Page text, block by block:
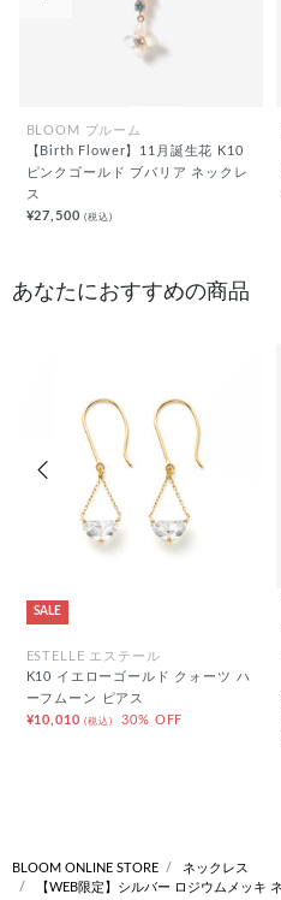
BLOOM ブルーム
【Birth Flower】11月誕生花 K10
ピンクゴールド ブバリア ネックレ
ス
¥27,500(税込)
あなたにおすすめの商品
SALE
ESTELLE エステール
K10 イエローゴールド クォーツ ハ
ーフムーン ピアス
¥10,010(税込) 30% OFF
前の画像
BLOOM ONLINE STORE
ネックレス
【WEB限定】シルバー ロジウムメッキ